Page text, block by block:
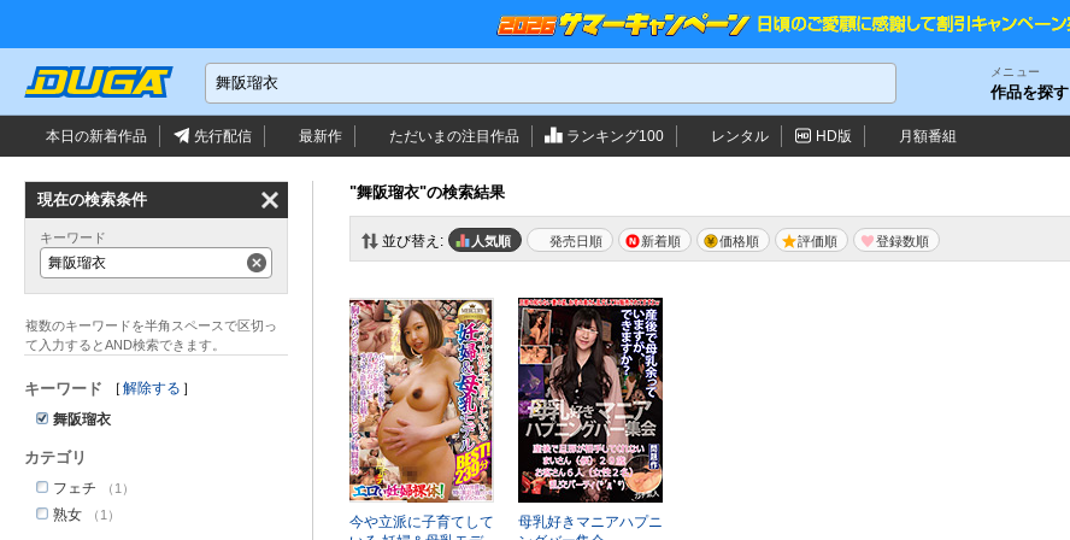
メニュー
作品を探す
本日の新着作品 先行配信 最新作 ただいまの注目作品 ランキング100 レンタル HD版 月額番組
"舞阪瑠衣"の検索結果
並び替え: 人気順 発売日順 新着順 価格順 評価順
今や立派に子育てして
母乳好きマニアハプニ
現在の検索条件
キーワード
舞阪瑠衣
キーワード
解除する
舞阪瑠衣
カテゴリ
フェチ （1）
熟女 （1）